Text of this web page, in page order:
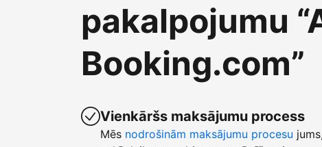
pakalpojumu
Booking.com”
Vienkāršs maksājumu process
Mēs nodrošinām maksājumu procesu